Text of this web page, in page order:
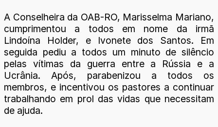
A Conselheira da OAB-RO, Marisselma Mariano,
cumprimentou a todos em nome da irmã
Lindoína Holder, e Ivonete dos Santos. Em
seguida pediu a todos um minuto de silêncio
pelas vítimas da guerra entre a Rússia e a
Ucrânia. Após, parabenizou a todos os
membros, e incentivou os pastores a continuar
trabalhando em prol das vidas que necessitam
de ajuda.